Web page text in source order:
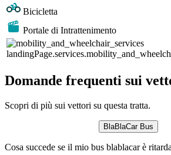
Bicicletta
Portale di Intrattenimento
Domande frequenti sui
Scopri di più sui vettori su questa tratta.
BlaBlaCar Bus
Cosa succede se il mio bus blablacar è